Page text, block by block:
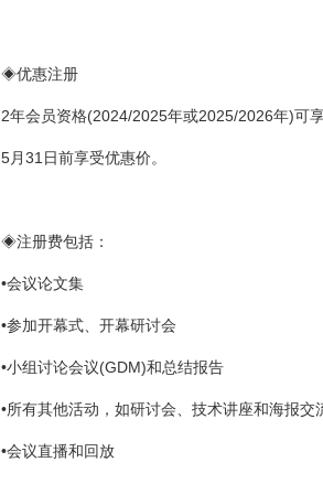
◈优惠注册
2年会员资格(2024/2025年或2025/2026年)可
5月31日前享受优惠价。
◈注册费包括：
•会议论文集
•参加开幕式、开幕研讨会
•小组讨论会议(GDM)和总结报告
•所有其他活动，如研讨会、技术讲座和海报交
•会议直播和回放